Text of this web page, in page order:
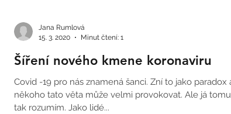
Jana Rumlová
15. 3. 2020
Minut čtení: 1
Šíření nového kmene koronaviru
Covid -19 pro nás znamená šanci. Zní to jako paradox a
někoho tato věta může velmi provokovat. Ale já tomu
tak rozumím. Jako lidé...